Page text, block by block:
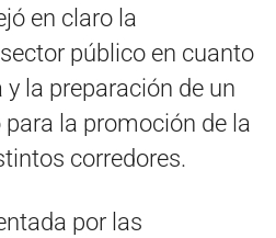
en claro la
público en cuanto
la preparación de un
la promoción de la
corredores.
por las